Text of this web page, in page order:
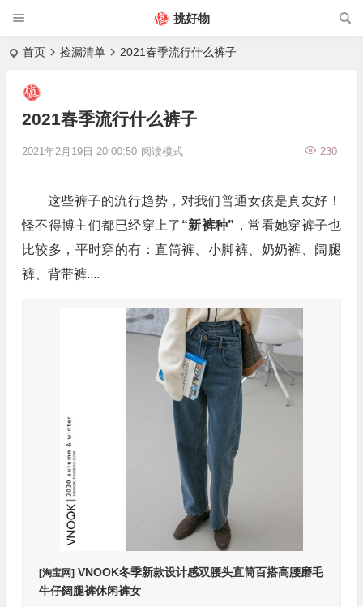
挑好物
首页 捡漏清单 2021春季流行什么裤子
2021春季流行什么裤子
2021年2月19日 20:00:50 230
阅读模式
这些裤子的流行趋势，对我们普通女孩是真友好！
怪不得博主们都已经穿上了 “新裤种” ，常看她穿裤子也
比较多，平时穿的有：直筒裤、小脚裤、奶奶裤、阔腿
裤、背带裤....
[淘宝网]VNOOK冬季新款设计感双腰头直筒百搭高腰磨毛
牛仔阔腿裤休闲裤女